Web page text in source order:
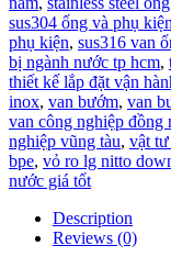
sus304 ống và phụ
phụ kiện, sus316 van
bị ngành nước tp hcm,
thiết kế lắp đặt vận
inox, van bướm, van
van công nghiệp đồng
nghiệp vũng tàu, vật
bpe, vỏ ro lg nitto
nước giá tốt
Description
Reviews (0)